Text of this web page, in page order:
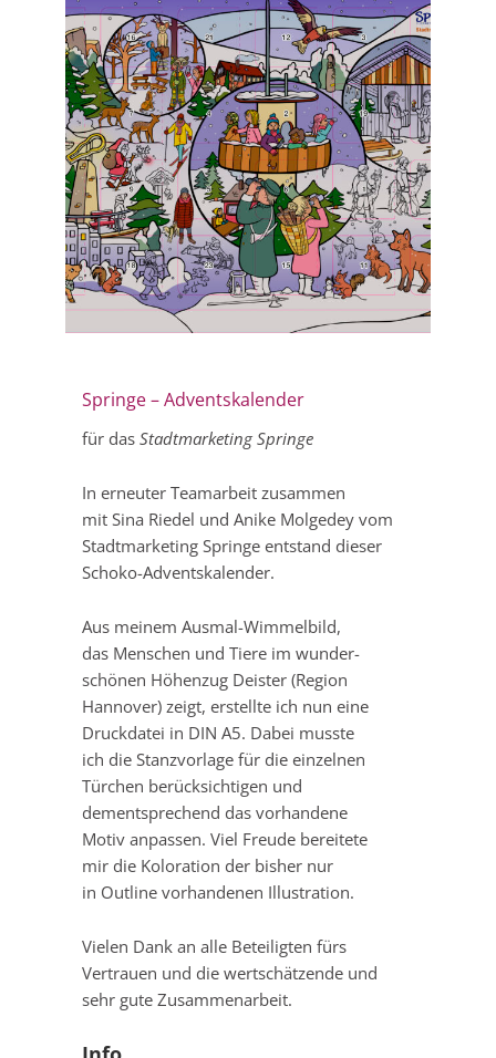
Springe – Adventskalender
für das Stadtmarketing Springe
In erneuter Teamarbeit zusammen
mit Sina Riedel und Anike Molgedey vom
Stadtmarketing Springe entstand dieser
Schoko-Adventskalender.
Aus meinem Ausmal-Wimmelbild,
das Menschen und Tiere im wunder-
schönen Höhenzug Deister (Region
Hannover) zeigt, erstellte ich nun eine
Druckdatei in DIN A5. Dabei musste
ich die Stanzvorlage für die einzelnen
Türchen berücksichtigen und
dementsprechend das vorhandene
Motiv anpassen. Viel Freude bereitete
mir die Koloration der bisher nur
in Outline vorhandenen Illustration.
Vielen Dank an alle Beteiligten fürs
Vertrauen und die wertschätzende und
sehr gute Zusammenarbeit.